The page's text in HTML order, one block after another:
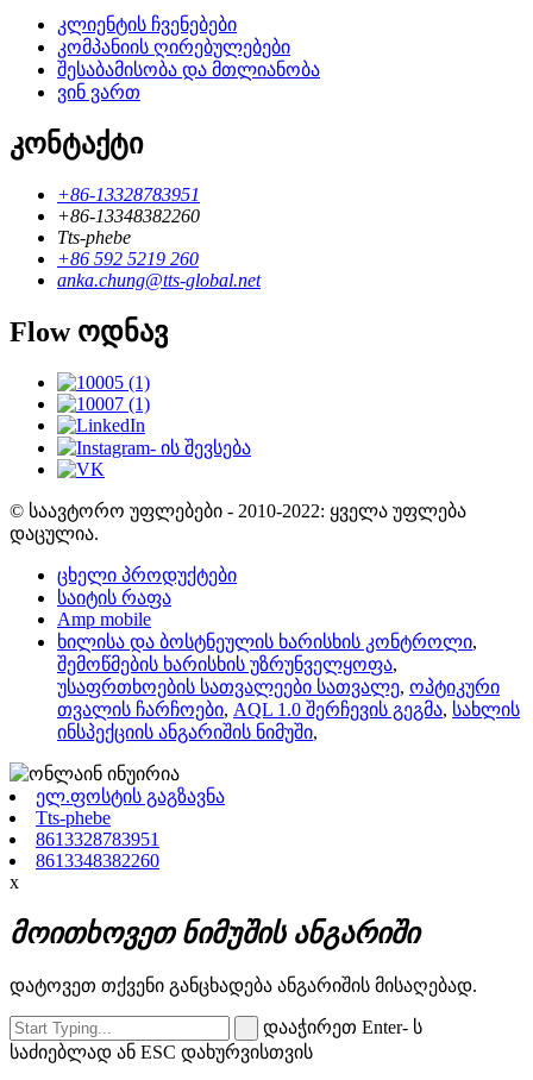
კლიენტის ჩვენებები
კომპანიის ღირებულებები
შესაბამისობა და მთლიანობა
ვინ ვართ
კონტაქტი
+86-13328783951
+86-13348382260
Tts-phebe
+86 592 5219 260
anka.chung@tts-global.net
Flow ოდნავ
© საავტორო უფლებები - 2010-2022: ყველა უფლება
დაცულია.
ცხელი პროდუქტები
საიტის რაფა
Amp mobile
ხილისა და ბოსტნეულის ხარისხის კონტროლი,
შემოწმების ხარისხის უზრუნველყოფა,
უსაფრთხოების სათვალეები სათვალე, ოპტიკური
თვალის ჩარჩოები, AQL 1.0 შერჩევის გეგმა, სახლის
ინსპექციის ანგარიშის ნიმუში,
ელ.ფოსტის გაგზავნა
Tts-phebe
8613328783951
8613348382260
x
მოითხოვეთ ნიმუშის ანგარიში
დატოვეთ თქვენი განცხადება ანგარიშის მისაღებად.
დააჭირეთ Enter- ს
საძიებლად ან ESC დახურვისთვის